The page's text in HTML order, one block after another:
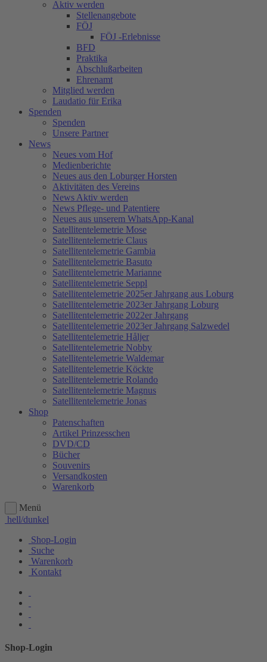
Aktiv werden
Stellenangebote
FÖJ
FÖJ -Erlebnisse
BFD
Praktika
Abschlußarbeiten
Ehrenamt
Mitglied werden
Laudatio für Erika
Spenden
Spenden
Unsere Partner
News
Neues vom Hof
Medienberichte
Neues aus den Loburger Horsten
Aktivitäten des Vereins
News Aktiv werden
News Pflege- und Patentiere
Neues aus unserem WhatsApp-Kanal
Satellitentelemetrie Mose
Satellitentelemetrie Claus
Satellitentelemetrie Gambia
Satellitentelemetrie Basuto
Satellitentelemetrie Marianne
Satellitentelemetrie Seppl
Satellitentelemetrie 2025er Jahrgang aus Loburg
Satellitentelemetrie 2023er Jahrgang Loburg
Satellitentelemetrie 2022er Jahrgang
Satellitentelemetrie 2023er Jahrgang Salzwedel
Satellitentelemetrie Håljer
Satellitentelemetrie Nobby
Satellitentelemetrie Waldemar
Satellitentelemetrie Köckte
Satellitentelemetrie Rolando
Satellitentelemetrie Magnus
Satellitentelemetrie Jonas
Shop
Patenschaften
Artikel Prinzesschen
DVD/CD
Bücher
Souvenirs
Versandkosten
Warenkorb
Menü
hell/dunkel
Shop-Login
Suche
Warenkorb
Kontakt
Shop-Login